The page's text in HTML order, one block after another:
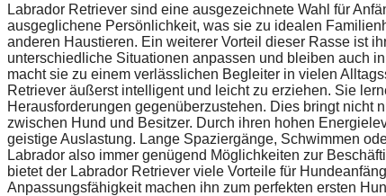
Labrador Retriever sind eine ausgezeichnete Wahl für
ausgeglichene Persönlichkeit, was sie zu idealen
anderen Haustieren. Ein weiterer Vorteil dieser Rasse ist
unterschiedliche Situationen anpassen und bleiben auch
macht sie zu einem verlässlichen Begleiter in vielen
Retriever äußerst intelligent und leicht zu erziehen. Sie
Herausforderungen gegenüberzustehen. Dies bringt nicht
zwischen Hund und Besitzer. Durch ihren hohen
geistige Auslastung. Lange Spaziergänge, Schwimmen
Labrador also immer genügend Möglichkeiten zur
bietet der Labrador Retriever viele Vorteile für
Anpassungsfähigkeit machen ihn zum perfekten ersten